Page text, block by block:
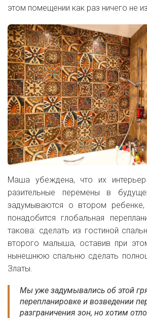
этом помещении как раз ничего не
Маша убеждена, что их
разительные перемены в
задумываются о втором ребенке,
понадобится глобальная
такова: сделать из гостиной
второго малыша, оставив при
нынешнюю спальню сделать
Златы.
Мы уже задумывались об этой
перепланировке и возведении
разграничения зон, но хотим